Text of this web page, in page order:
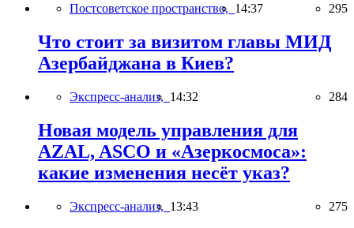
Постсоветское пространство, 14:37 295
Что стоит за визитом главы МИД
Азербайджана в Киев?
Экспресс-анализ, 14:32 284
Новая модель управления для
AZAL, ASCO и «Азеркосмоса»:
какие изменения несёт указ?
Экспресс-анализ, 13:43 275